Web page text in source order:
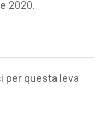
2020.
per questa leva